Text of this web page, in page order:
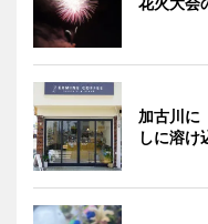
加古川に
しに溶け